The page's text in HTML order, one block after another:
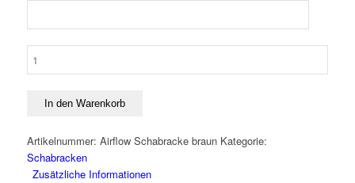
Airflow
3D
Mesh
Dressur
In den Warenkorb
Artikelnummer: Airflow Schabracke braun Kategorie:
Schabracken
Zusätzliche Informationen